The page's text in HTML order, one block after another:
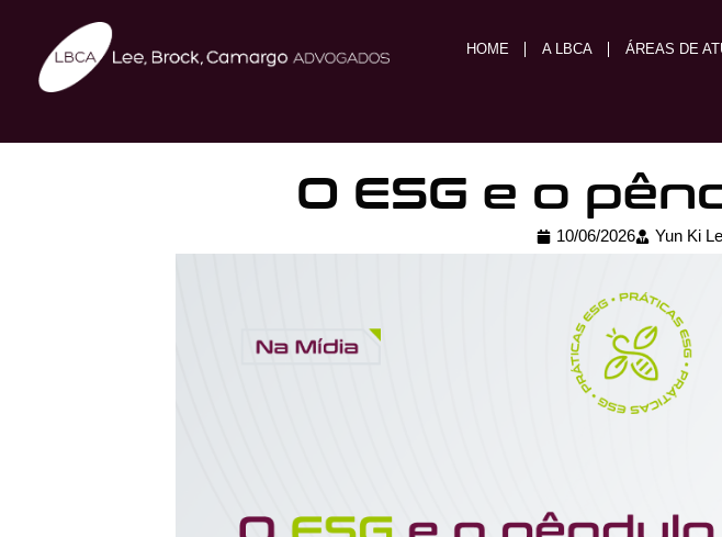
HOME A LBCA ÁREAS DE
O ESG e o
10/06/2026 Yun Ki